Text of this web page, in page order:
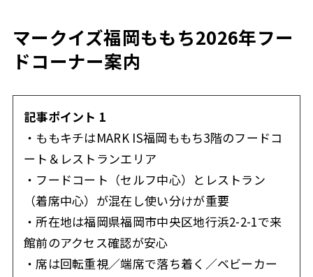
マークイズ福岡ももち2026年フー
ドコーナー案内
記事ポイント 1
・ももキチはMARK IS福岡ももち3階のフードコ
ート＆レストランエリア
・フードコート（セルフ中心）とレストラン
（着席中心）が混在し使い分けが重要
・所在地は福岡県福岡市中央区地行浜2-2-1で来
館前のアクセス確認が安心
・席は回転重視／端席で落ち着く／ベビーカー